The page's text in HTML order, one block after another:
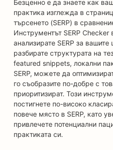
Безценно е да знаете как
практика изглежда в
търсенето (SERP) в
Инструментът SERP Checker
анализирате SERP за
разбирате структурата на
featured snippets, локални
SERP, можете да
го съобразите по-добре с
приоритизират. Този
постигнете по-високо
повече място в SERP, като
привлечете потенциални
практиката си.